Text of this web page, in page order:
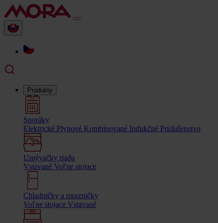
Produkty
Sporáky
Elektrické Plynové Kombinované Indukčné Príslušenstvo
Umývačky riadu
Vstavané Voľne stojace
Chladničky a mrazničky
Voľne stojace Vstavané